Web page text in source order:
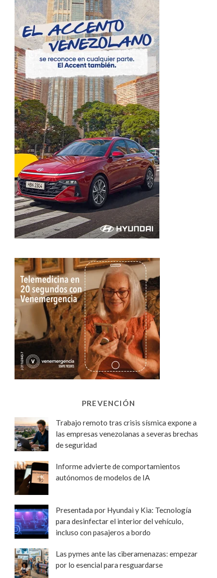
PREVENCIÓN
Trabajo remoto tras crisis sísmica expone a
las empresas venezolanas a severas brechas
de seguridad
Informe advierte de comportamientos
autónomos de modelos de IA
Presentada por Hyundai y Kia: Tecnología
para desinfectar el interior del vehículo,
incluso con pasajeros a bordo
Las pymes ante las ciberamenazas: empezar
por lo esencial para resguardarse